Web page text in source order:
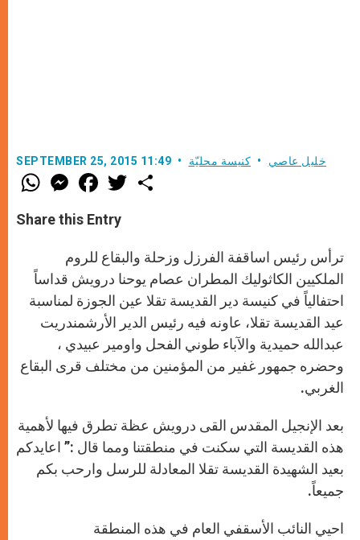
SEPTEMBER 25, 2015 11:49 خليل عاصي كنيسة محليّة
W
h
t
s
M
e
s
e
e
r
F
a
e
b
o
k
w
r
Share this Entry
ترأس رئيس اساقفة الفرزل وزحلة والبقاع للروم
الملكيين الكاثوليك المطران عصام يوحنا درويش قداساً
احتفالياً في كنيسة دير القديسة تقلا عين الجوزة لمناسبة
عيد القديسة تقلا، عاونه فيه رئيس الدير الأرشمندريت
عبدالله حميدية والآباء طوني الفحل واومير عبيدي ،
وحضره جمهور غفير من المؤمنين من مختلف قرى البقاع
الغربي.
بعد الإنجيل المقدس القى درويش عظة تطرق فيها لأهمية
هذه القديسة التي سكنت في منطقتنا ومما قال :” اعايدكم
بعيد الشهيدة القديسة تقلا المعادلة للرسل وارحب بكم
جميعاً.
احيي النائب الأسقفي العام في هذه المنطقة